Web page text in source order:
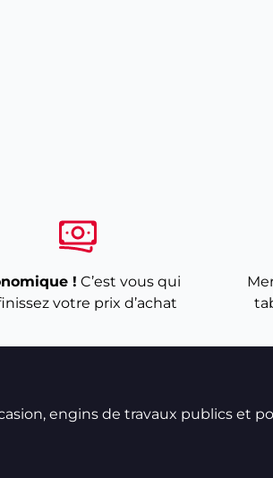
! C’est vous qui
votre prix d’achat
engins de travaux publics et